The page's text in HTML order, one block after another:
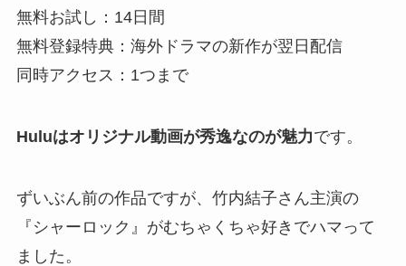
無料お試し：14日間
無料登録特典：海外ドラマの新作が翌日配信
同時アクセス：1つまで
Huluはオリジナル動画が秀逸なのが魅力です。
ずいぶん前の作品ですが、竹内結子さん主演の
『シャーロック』がむちゃくちゃ好きでハマって
ました。